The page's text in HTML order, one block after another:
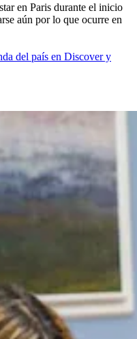
en Paris durante el inicio
aún por lo que ocurre en
del país en Discover y